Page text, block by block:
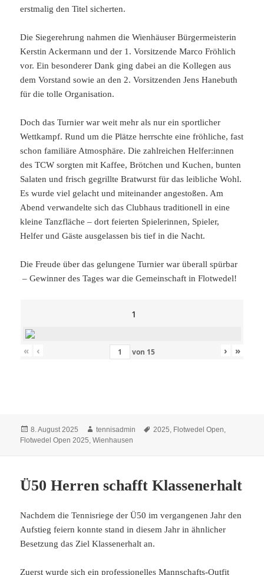
erstmalig den Titel sicherten.
Die Siegerehrung nahmen die Wienhäuser Bürgermeisterin
Kerstin Ackermann und der 1. Vorsitzende Marco Fröhlich
vor. Ein besonderer Dank ging dabei an die Kollegen aus
dem Vorstand sowie an den 2. Vorsitzenden Jens Hanebuth
für die tolle Organisation.
Doch das Turnier war weit mehr als nur ein sportlicher
Wettkampf. Rund um die Plätze herrschte eine fröhliche, fast
schon familiäre Atmosphäre. Die zahlreichen Helfer:innen
des TCW sorgten mit Kaffee, Brötchen und Kuchen, bunten
Salaten und frisch gegrillte Bratwurst für das leibliche Wohl.
Es wurde viel gelacht und miteinander angestoßen. Am
Abend verwandelte sich das Clubhaus traditionell in eine
kleine Tanzfläche – dort feierten Spielerinnen, Spieler,
Helfer und Gäste ausgelassen bis tief in die Nacht.
Die Freude über das gelungene Turnier war überall spürbar
– Gewinner des Tages war die Gemeinschaft in Flotwedel!
1
« ‹ von 15 › »
Veröffentlicht
am
8. August 2025 Autor
tennisadmin Schlagwörter
2025, Flotwedel Open,
Flotwedel Open 2025,Wienhausen
Ü50 Herren schafft Klassenerhalt
Nachdem die Tennisriege der Ü50 im vergangenen Jahr den
Aufstieg feiern konnte stand in diesem Jahr in ähnlicher
Besetzung das Ziel Klassenerhalt an.
Zuerst wurde sich ein professionelles Mannschafts-Outfit